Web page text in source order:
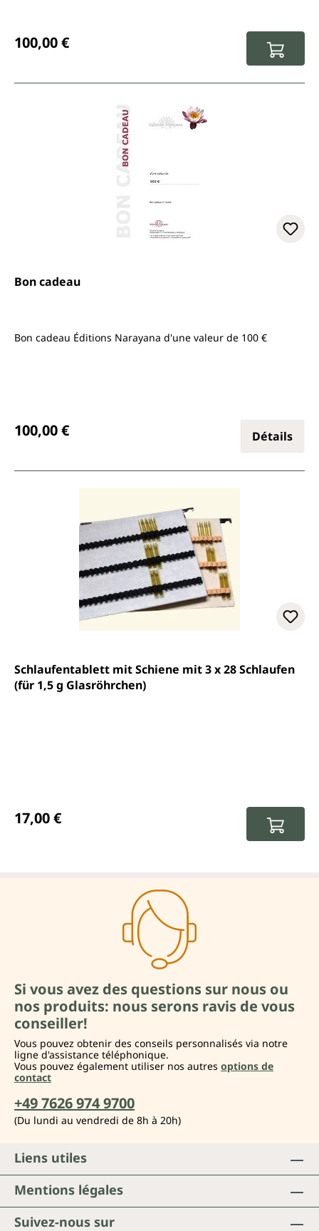
100,00 €
Bon cadeau
Bon cadeau Éditions Narayana d'une valeur de 100 €
100,00 € Détails
Schlaufentablett mit Schiene mit 3 x 28 Schlaufen
(für 1,5 g Glasröhrchen)
17,00 €
Si vous avez des questions sur nous ou
nos produits: nous serons ravis de vous
conseiller!
Vous pouvez obtenir des conseils personnalisés via notre
ligne d'assistance téléphonique.
Vous pouvez également utiliser nos autres options de
contact
+49 7626 974 9700
(Du lundi au vendredi de 8h à 20h)
Suivez-nous sur
Liens utiles
Mentions légales